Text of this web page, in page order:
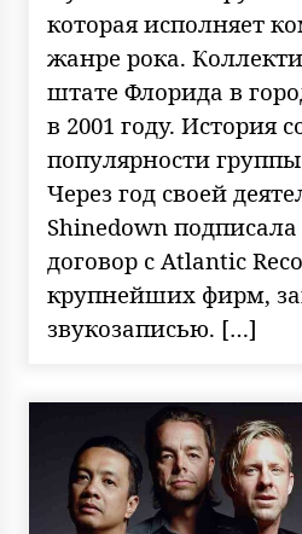
которая исполняет
жанре рока.
штате Флорида в
в 2001 году. История
популярности
Через год своей
Shinedown
договор с Atlantic
крупнейших фирм,
звукозаписью. […]